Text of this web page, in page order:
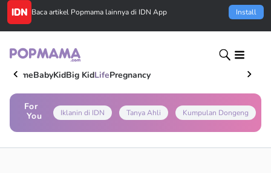
Baca artikel Popmama lainnya di IDN App Install
HomeBabyKidBig KidLifePregnancy
For
You
Iklanin di IDN Tanya Ahli Kumpulan Dongeng